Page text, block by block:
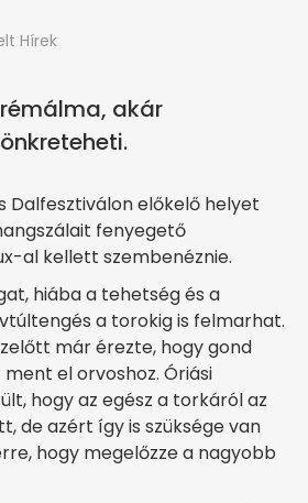
Hírek
akár
Dalfesztiválon előkelő helyet
fenyegető
al kellett szembenéznie.
hiába a tehetség és a
a torokig is felmarhat.
már érezte, hogy gond
el orvoshoz. Óriási
hogy az egész a torkáról az
de azért így is szüksége van
hogy megelőzze a nagyobb